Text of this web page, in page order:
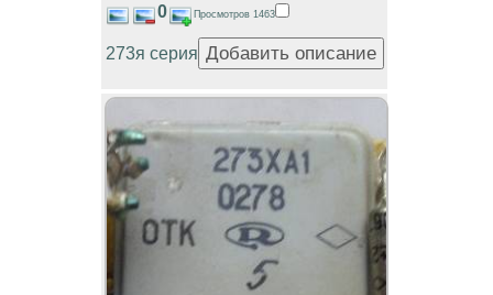
0 Просмотров 1463
273я серия